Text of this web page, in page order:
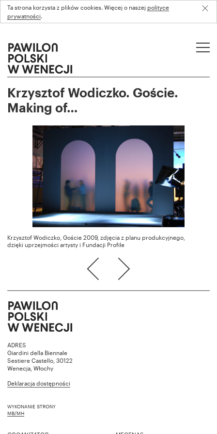
Ta strona korzysta z plików cookies. Więcej o naszej polityce
prywatności.
Krzysztof Wodiczko. Goście.
Making of…
Krzysztof Wodiczko, Goście 2009, zdjęcia z planu produkcyjnego,
dzięki uprzejmości artysty i Fundacji Profile
ADRES
Giardini della Biennale
Sestiere Castello, 30122
Wenecja, Włochy
Deklaracja dostępności
WYKONANIE STRONY
MB/MH